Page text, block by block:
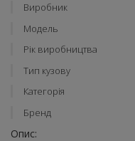
Виробник
Модель
Рік виробництва
Тип кузову
Категорія
Бренд
Опис: